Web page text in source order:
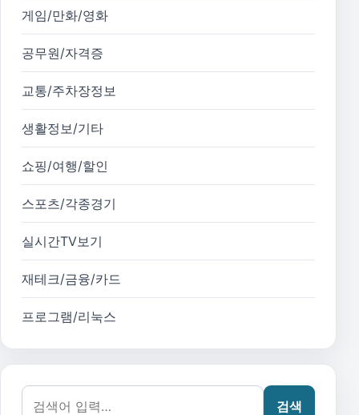
게임/만화/영화
공무원/자격증
교통/주차장정보
생활정보/기타
쇼핑/여행/할인
스포츠/각종경기
실시간TV보기
재테크/금융/카드
프로그램/리눅스
검색어:
검색